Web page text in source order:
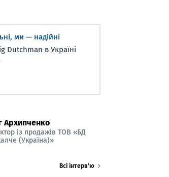
ми — надійні
Dutchman в Україні
Архипченко
із продажів ТОВ «БД
(Україна)»
Всі інтерв’ю